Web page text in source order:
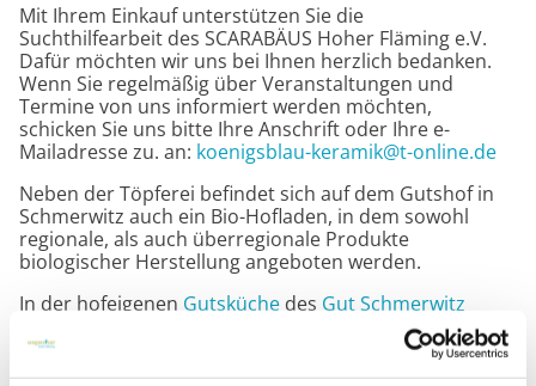
Mit Ihrem Einkauf unterstützen Sie die
Suchthilfearbeit des SCARABÄUS Hoher Fläming e.V.
Dafür möchten wir uns bei Ihnen herzlich bedanken.
Wenn Sie regelmäßig über Veranstaltungen und
Termine von uns informiert werden möchten,
schicken Sie uns bitte Ihre Anschrift oder Ihre e-
Mailadresse zu. an: koenigsblau-keramik@t-online.de
Neben der Töpferei befindet sich auf dem Gutshof in
Schmerwitz auch ein Bio-Hofladen, in dem sowohl
regionale, als auch überregionale Produkte
biologischer Herstellung angeboten werden.
In der hofeigenen Gutsküche des Gut Schmerwitz
wird für das leibliche Wohl gesorgt. Bei der Mischung
aus warmen und kalten Speisen und Getränken ist
sicherlich für Jeden etwas dabei.